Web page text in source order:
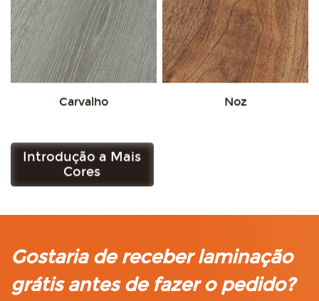
Carvalho Noz
Introdução a Mais
Cores
Gostaria de receber laminação
grátis antes de fazer o pedido?